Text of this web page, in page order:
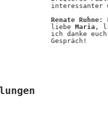
interessanter
Renate Ruhne:
liebe Maria ,
ich danke
Gespräch!